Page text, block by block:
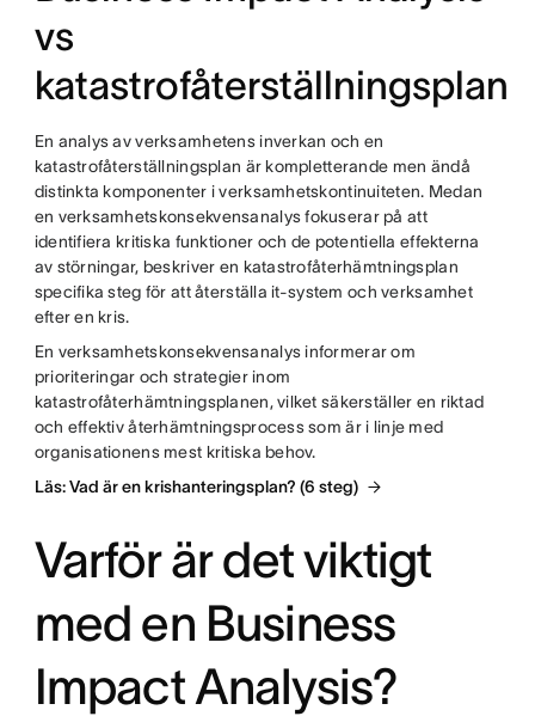
vs
katastrofåterställningsplan
En analys av verksamhetens inverkan och en
katastrofåterställningsplan är kompletterande men ändå
distinkta komponenter i verksamhetskontinuiteten. Medan
en verksamhetskonsekvensanalys fokuserar på att
identifiera kritiska funktioner och de potentiella effekterna
av störningar, beskriver en katastrofåterhämtningsplan
specifika steg för att återställa it-system och verksamhet
efter en kris.
En verksamhetskonsekvensanalys informerar om
prioriteringar och strategier inom
katastrofåterhämtningsplanen, vilket säkerställer en riktad
och effektiv återhämtningsprocess som är i linje med
organisationens mest kritiska behov.
Läs: Vad är en krishanteringsplan? (6 steg)
Varför är det viktigt
med en Business
Impact Analysis?